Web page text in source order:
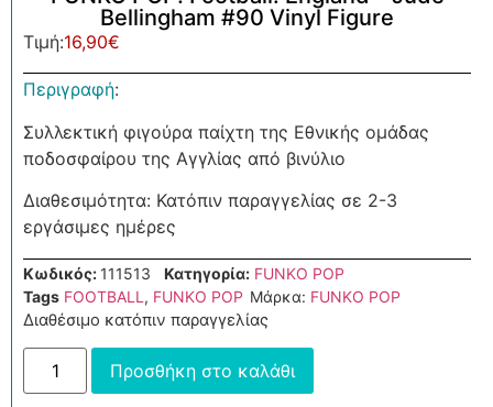
Bellingham #90 Vinyl Figure
Τιμή:16,90€
Περιγραφή:
Συλλεκτική φιγούρα παίχτη της Εθνικής ομάδας
ποδοσφαίρου της Αγγλίας από βινύλιο
Διαθεσιμότητα: Κατόπιν παραγγελίας σε 2-3
εργάσιμες ημέρες
Κωδικός: 111513 Κατηγορία: FUNKO POP
Tags FOOTBALL , FUNKO POP Μάρκα: FUNKO POP
Διαθέσιμο κατόπιν παραγγελίας
Προσθήκη στο καλάθι